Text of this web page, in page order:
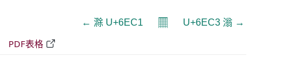
← 滁 U+6EC1 𝄜 U+6EC3 滃 →
PDF表格